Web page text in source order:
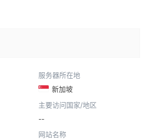
服务器所在地
新加坡
主要访问国家/地区
--
网站名称